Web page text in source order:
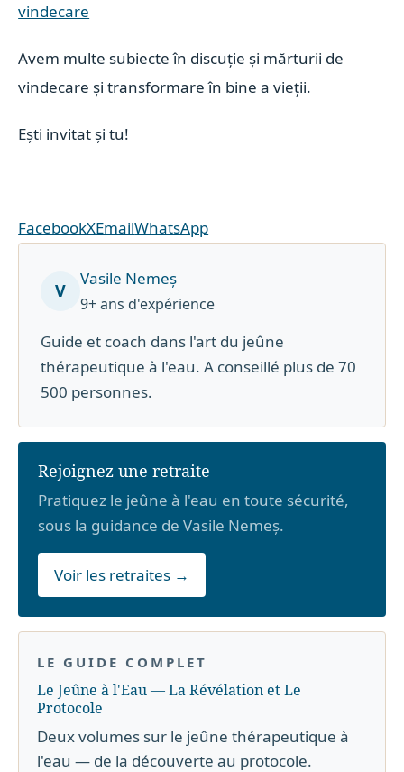
vindecare
Avem multe subiecte în discuție și mărturii de
vindecare și transformare în bine a vieții.
Ești invitat și tu!
FacebookXEmailWhatsApp
V
Vasile Nemeș
9+ ans d'expérience
Guide et coach dans l'art du jeûne
thérapeutique à l'eau. A conseillé plus de 70
500 personnes.
Rejoignez une retraite
Pratiquez le jeûne à l'eau en toute sécurité,
sous la guidance de Vasile Nemeș.
Voir les retraites →
LE GUIDE COMPLET
Le Jeûne à l'Eau — La Révélation et Le
Protocole
Deux volumes sur le jeûne thérapeutique à
l'eau — de la découverte au protocole.